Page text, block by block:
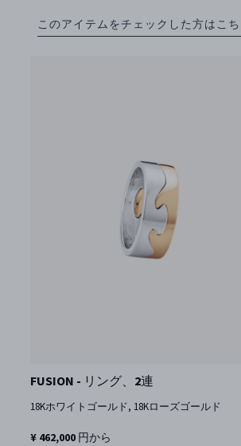
このアイテムをチェックした方はこ
FUSION - リング、2連
18Kホワイトゴールド, 18Kローズゴールド
¥ 462,000 円から